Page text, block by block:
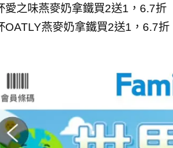
愛之味燕麥奶拿鐵買2送1，6.7折
OATLY燕麥奶拿鐵買2送1，6.7